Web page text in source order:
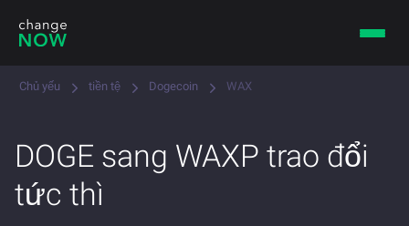
Chủ yếu tiền tệ Dogecoin WAX
DOGE sang WAXP trao đổi
tức thì